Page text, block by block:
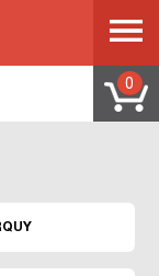
Agences 0